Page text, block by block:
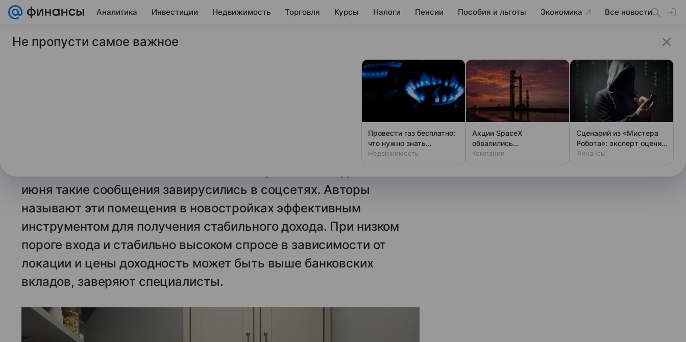
Аналитика Инвестиции Недвижимость Торговля Курсы Налоги Пенсии Пособия и льготы Экономика Все новости
16 июня 2026 Коммерсантъ-FM
новостройках становятся популярным
июня такие сообщения завирусились в соцсетях. Авторы
называют эти помещения в новостройках эффективным
инструментом для получения стабильного дохода. При низком
пороге входа и стабильно высоком спросе в зависимости от
локации и цены доходность может быть выше банковских
вкладов, заверяют специалисты.
Не пропусти самое важное
Провести газ бесплатно:
что нужно знать
владельцам дач
Недвижимость
Акции SpaceX
обвалились
одновременно с аварией
Компании
Сценарий из «Мистера
Робота»: эксперт оценил
шансы хакеров
Финансы